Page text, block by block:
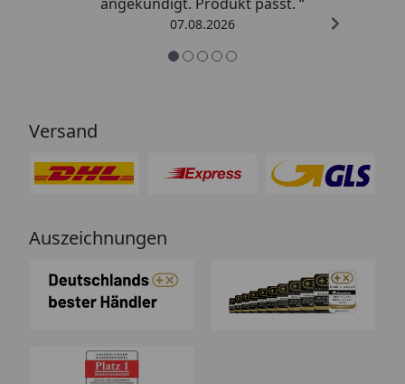
07.08.2026
Versand
Auszeichnungen